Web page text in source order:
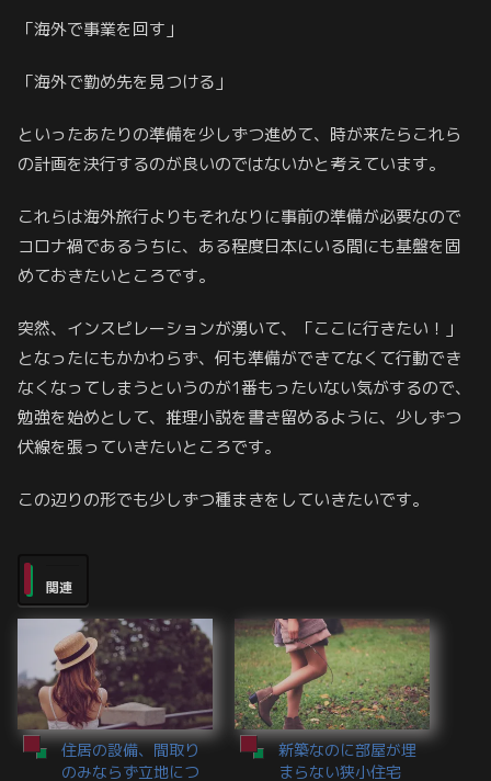
「海外で事業を回す」
「海外で勤め先を見つける」
といったあたりの準備を少しずつ進めて、時が来たらこれら
の計画を決行するのが良いのではないかと考えています。
これらは海外旅行よりもそれなりに事前の準備が必要なので
コロナ禍であるうちに、ある程度日本にいる間にも基盤を固
めておきたいところです。
突然、インスピレーションが湧いて、「ここに行きたい！」
となったにもかかわらず、何も準備ができてなくて行動でき
なくなってしまうというのが1番もったいない気がするので、
勉強を始めとして、推理小説を書き留めるように、少しずつ
伏線を張っていきたいところです。
この辺りの形でも少しずつ種まきをしていきたいです。
関連
住居の設備、間取り
のみならず立地につ
新築なのに部屋が埋
まらない狭小住宅